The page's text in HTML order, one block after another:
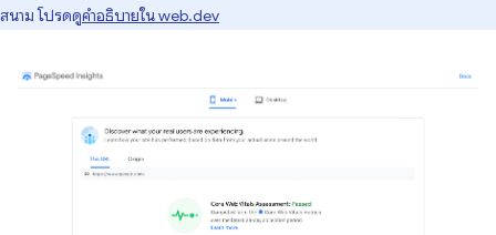
สนาม โปรดดูคำอธิบายใน web.dev